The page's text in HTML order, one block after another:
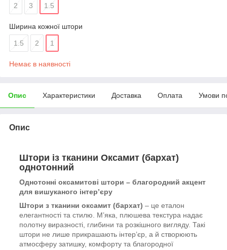
2 3 1.5
Ширина кожної штори
1.5 2 1
Немає в наявності
Опис Характеристики Доставка Оплата Умови
Опис
Штори із тканини Оксамит (бархат)
однотонний
Однотонні оксамитові штори – благородний акцент
для вишуканого інтер’єру
Штори з тканини оксамит (бархат) – це еталон
елегантності та стилю. М’яка, плюшева текстура надає
полотну виразності, глибини та розкішного вигляду. Такі
штори не лише прикрашають інтер’єр, а й створюють
атмосферу затишку, комфорту та благородної